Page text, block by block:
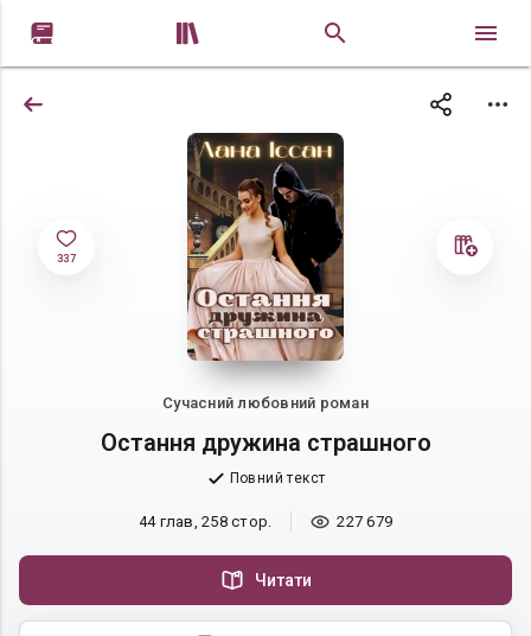
 
337
Сучасний любовний роман
Остання дружина страшного
Повний текст
44 глав, 258 стор. 227 679
Читати